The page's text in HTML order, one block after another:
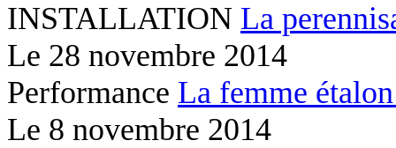
INSTALLATION La
Le 28 novembre 2014
Performance La femme
Le 8 novembre 2014